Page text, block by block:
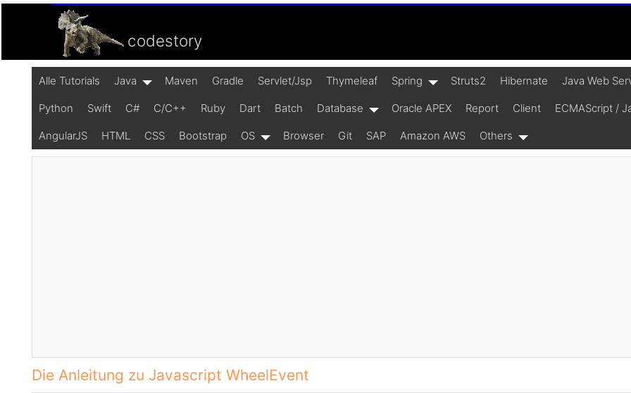
codestory
Alle Tutorials Java Maven Gradle Servlet/Jsp Thymeleaf Spring Struts2 Hibernate Java Web
Python Swift C# C/C++ Ruby Dart Batch Database Oracle APEX Report Client ECMAScript /
AngularJS HTML CSS Bootstrap OS Browser Git SAP Amazon AWS Others
Die Anleitung zu Javascript WheelEvent